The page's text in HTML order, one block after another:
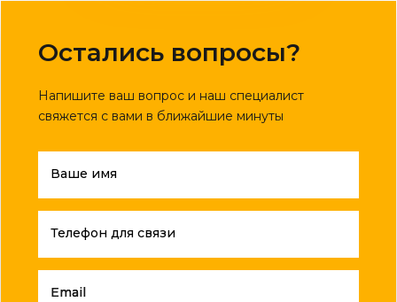
Остались вопросы?
Напишите ваш вопрос и наш специалист
свяжется с вами в ближайшие минуты
Ваше имя
Телефон для связи
Email